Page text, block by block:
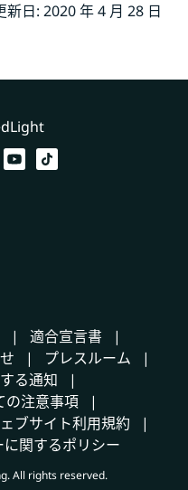
新日: 2020 年 4 月 28 日
適合宣言書
プレスルーム
る通知
の注意事項
ブサイト利用規約
に関するポリシー
All rights reserved.